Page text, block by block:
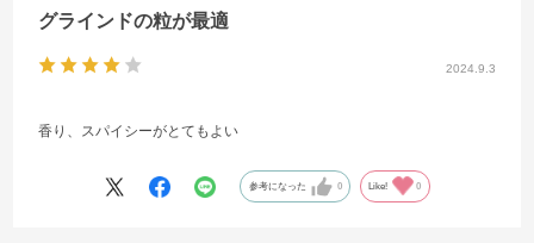
2024.9.3
グラインドの粒が最適
香り、スパイシーがとてもよい
参考になった 0 Like! 0